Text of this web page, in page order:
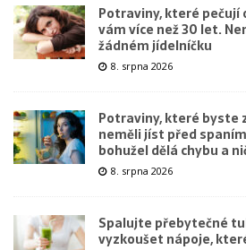
Potraviny, které pečují
vám více než 30 let.
žádném jídelníčku
8. srpna 2026
Potraviny, které byste
neměli jíst před
bohužel dělá chybu a
8. srpna 2026
Spalujte přebytečné
vyzkoušet nápoje,